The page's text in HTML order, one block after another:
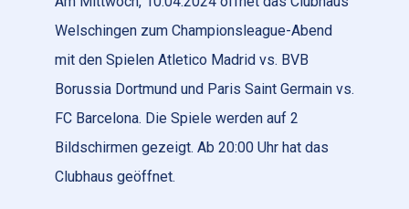
Welschingen zum Championsleague-Abend
mit den Spielen Atletico Madrid vs. BVB
Borussia Dortmund und Paris Saint Germain vs.
FC Barcelona. Die Spiele werden auf 2
Bildschirmen gezeigt. Ab 20:00 Uhr hat das
Clubhaus geöffnet.